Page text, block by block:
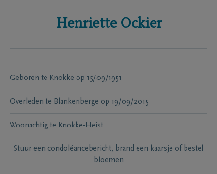
Henriette Ockier
Geboren te Knokke op 15/09/1951
Overleden te Blankenberge op 19/09/2015
Woonachtig te Knokke-Heist
Stuur een condoléancebericht, brand een kaarsje of bestel
bloemen